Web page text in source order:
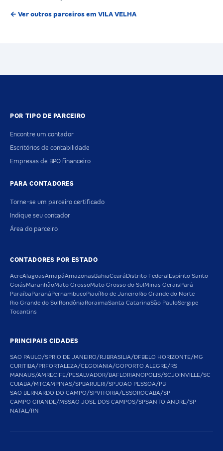
← Ver outros parceiros em VILA VELHA
POR TIPO DE PARCEIRO
Encontre um contador
Escritórios de contabilidade
Empresas de BPO financeiro
PARA CONTADORES
Torne-se um parceiro certificado
Indique seu contador
Área do parceiro
CONTADORES POR ESTADO
AcreAlagoasAmapáAmazonas BahiaCeará Distrito Federal Espírito Santo
GoiásMaranhãoMato GrossoMato Grosso do Sul Minas Gerais Pará
Paraíba Paraná PernambucoPiauíRio de JaneiroRio Grande do Norte
Rio Grande do Sul Rondônia RoraimaSanta CatarinaSão PauloSergipe
Tocantins
PRINCIPAIS CIDADES
SAO PAULO/SPRIO DE JANEIRO/RJBRASILIA/DFBELO HORIZONTE/MG
CURITIBA/PRFORTALEZA/CEGOIANIA/GOPORTO ALEGRE/RS
MANAUS/AMRECIFE/PESALVADOR/BAFLORIANOPOLIS/SCJOINVILLE/SC
CUIABA/MTCAMPINAS/SPBARUERI/SPJOAO PESSOA/PB
SAO BERNARDO DO CAMPO/SPVITORIA/ESSOROCABA/SP
CAMPO GRANDE/MSSAO JOSE DOS CAMPOS/SPSANTO ANDRE/SP
NATAL/RN